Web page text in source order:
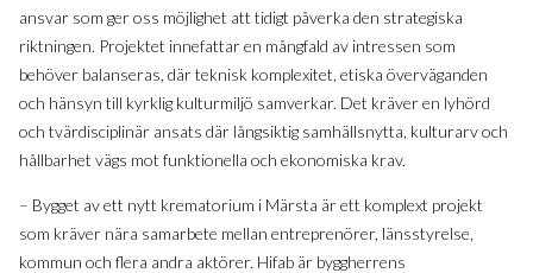
ansvar som ger oss möjlighet att tidigt påverka den strategiska
riktningen. Projektet innefattar en mångfald av intressen som
behöver balanseras, där teknisk komplexitet, etiska överväganden
och hänsyn till kyrklig kulturmiljö samverkar. Det kräver en lyhörd
och tvärdisciplinär ansats där långsiktig samhällsnytta, kulturarv och
hållbarhet vägs mot funktionella och ekonomiska krav.
– Bygget av ett nytt krematorium i Märsta är ett komplext projekt
som kräver nära samarbete mellan entreprenörer, länsstyrelse,
kommun och flera andra aktörer. Hifab är byggherrens